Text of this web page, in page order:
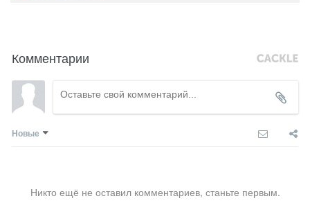
Комментарии
Новые
Никто ещё не оставил комментариев, станьте первым.